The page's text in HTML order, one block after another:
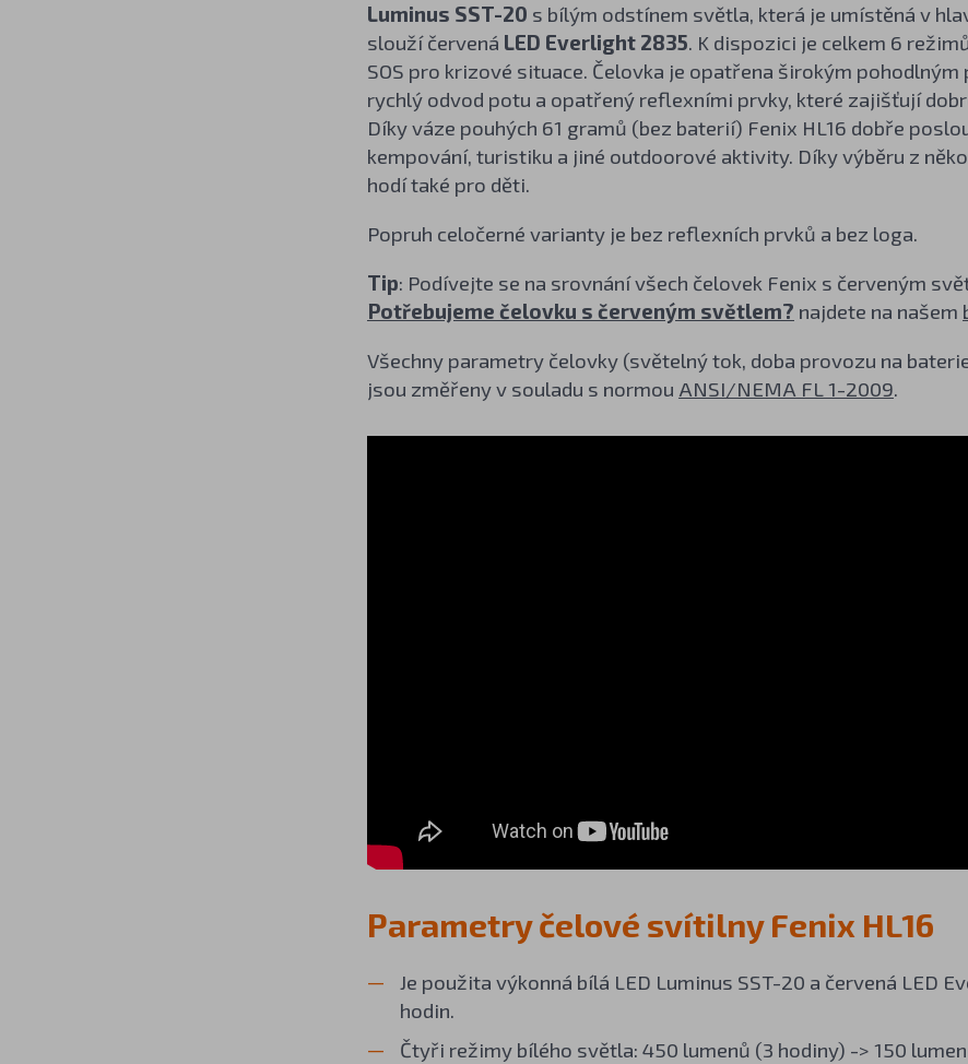
Luminus SST-20 s bílým odstínem světla, která je umístěná v
slouží červená LED Everlight 2835. K dispozici je celkem 6
SOS pro krizové situace. Čelovka je opatřena širokým
rychlý odvod potu a opatřený reflexními prvky, které zajišťují
Díky váze pouhých 61 gramů (bez baterií) Fenix HL16 dobře
kempování, turistiku a jiné outdoorové aktivity. Díky výběru z
hodí také pro děti.
Popruh celočerné varianty je bez reflexních prvků a bez loga.
Tip: Podívejte se na srovnání všech čelovek Fenix s červeným
Potřebujeme čelovku s červeným světlem? najdete na našem
Všechny parametry čelovky (světelný tok, doba provozu na
jsou změřeny v souladu s normou ANSI/NEMA FL 1-2009.
Parametry čelové svítilny Fenix HL16
Je použita výkonná bílá LED Luminus SST-20 a červená LED
hodin.
Čtyři režimy bílého světla: 450 lumenů (3 hodiny) -> 150